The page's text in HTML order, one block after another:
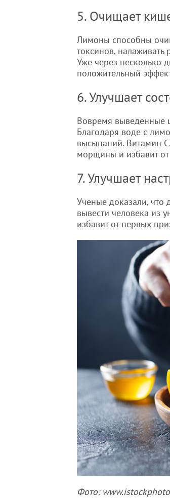
5. Очищает
Лимоны способны
токсинов,
Уже через несколько
положительный
6. Улучшает
Вовремя выведенные
Благодаря воде с
высыпаний. Витамин
морщины и избавит
7. Улучшает
Ученые доказали, что
вывести человека из
избавит от первых
Фото: